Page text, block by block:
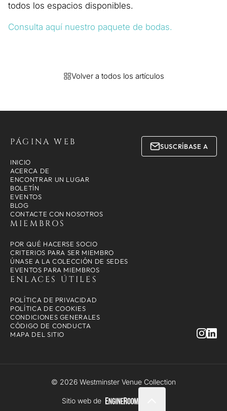
todos los espacios disponibles.
Consulta aquí nuestro paquete de bodas.
Volver a todos los artículos
PÁGINA WEB
INICIO
ACERCA DE
ENCONTRAR UN LUGAR
BOLETÍN
EVENTOS
BLOG
CONTACTE CON NOSOTROS
MIEMBROS
POR QUÉ HACERSE SOCIO
CRITERIOS PARA SER MIEMBRO
ÚNASE A LA COLECCIÓN DE SEDES
EVENTOS PARA MIEMBROS
ENLACES ÚTILES
POLÍTICA DE PRIVACIDAD
POLÍTICA DE COOKIES
CONDICIONES GENERALES
CÓDIGO DE CONDUCTA
MAPA DEL SITIO
SUSCRÍBASE A
© 2026 Westminster Venue Collection
Sitio web de